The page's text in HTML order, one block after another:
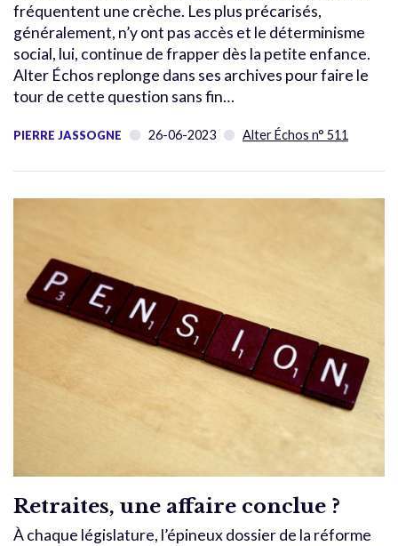
fréquentent une crèche. Les plus précarisés,
généralement, n’y ont pas accès et le déterminisme
social, lui, continue de frapper dès la petite enfance.
Alter Échos replonge dans ses archives pour faire le
tour de cette question sans fin…
PIERRE JASSOGNE 26-06-2023 Alter Échos n° 511
Retraites, une affaire conclue ?
À chaque législature, l’épineux dossier de la réforme